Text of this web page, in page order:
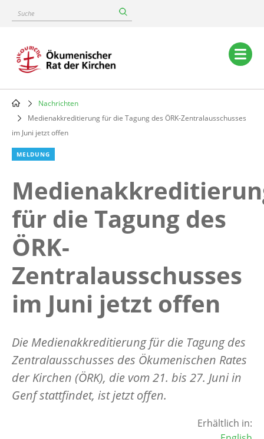
content
Suche
Main
navigation
Breadcrumb
Nachrichten
Medienakkreditierung für die Tagung des ÖRK-Zentralausschusses
im Juni jetzt offen
MELDUNG
für die Tagung des
ÖRK-
Zentralausschusses
im Juni jetzt offen
Die Medienakkreditierung für die Tagung des
Zentralausschusses des Ökumenischen Rates
der Kirchen (ÖRK), die vom 21. bis 27. Juni in
Genf stattfindet, ist jetzt offen.
Erhältlich in: